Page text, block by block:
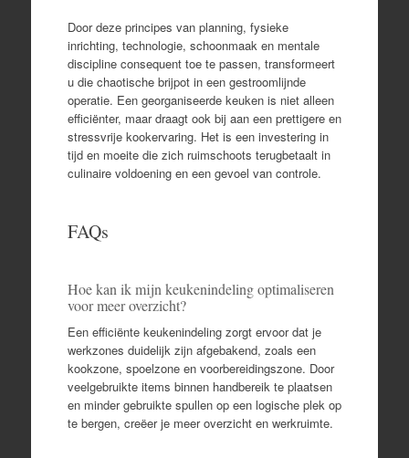
Door deze principes van planning, fysieke
inrichting, technologie, schoonmaak en mentale
discipline consequent toe te passen, transformeert
u die chaotische brijpot in een gestroomlijnde
operatie. Een georganiseerde keuken is niet alleen
efficiënter, maar draagt ook bij aan een prettigere en
stressvrije kookervaring. Het is een investering in
tijd en moeite die zich ruimschoots terugbetaalt in
culinaire voldoening en een gevoel van controle.
FAQs
Hoe kan ik mijn keukenindeling optimaliseren
voor meer overzicht?
Een efficiënte keukenindeling zorgt ervoor dat je
werkzones duidelijk zijn afgebakend, zoals een
kookzone, spoelzone en voorbereidingszone. Door
veelgebruikte items binnen handbereik te plaatsen
en minder gebruikte spullen op een logische plek op
te bergen, creëer je meer overzicht en werkruimte.